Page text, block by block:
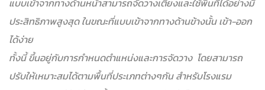
แบบเข้าจากทางด้านหน้าสามารถจัดวางเตียงและใช้พื้นที่ได้อย่างมี
ประสิทธิภาพสูงสุด ในขณะที่แบบเข้าจากทางด้านข้างนั้น เข้า-ออก
ได้ง่าย
ทั้งนี้ ขึ้นอยู่กับการกำหนดตำแหน่งและการจัดวาง โดยสามารถ
ปรับให้เหมาะสมได้ตามพื้นที่ประเภทต่างๆกัน สำหรับโรงแรม